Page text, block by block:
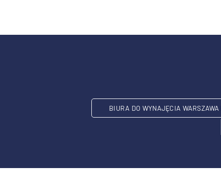
BIURA DO WYNAJĘCIA